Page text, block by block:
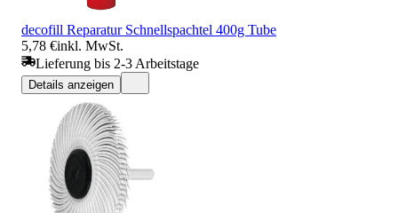
decofill Reparatur Schnellspachtel 400g Tube
5,78 €inkl. MwSt.
Lieferung bis 2-3 Arbeitstage
Details anzeigen